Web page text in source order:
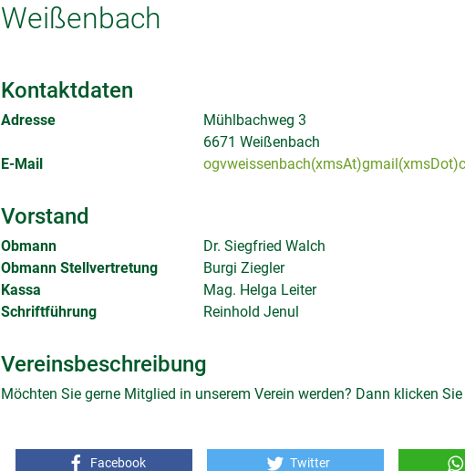
Weißenbach
Kontaktdaten
Adresse
Mühlbachweg 3
6671 Weißenbach
E-Mail
Vorstand
Obmann
Dr. Siegfried Walch
Obmann Stellvertretung
Burgi Ziegler
Kassa
Mag. Helga Leiter
Schriftführung
Reinhold Jenul
Vereinsbeschreibung
Möchten Sie gerne Mitglied in unserem Verein werden? Dann klicken Sie
Facebook Twitter